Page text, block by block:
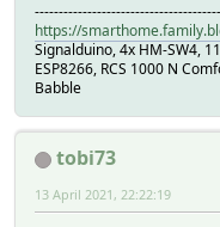
https://
Signalduino, 4x HM-SW4,
ESP8266, RCS 1000 N
Babble
tobi73
13 April 2021, 22:22:19